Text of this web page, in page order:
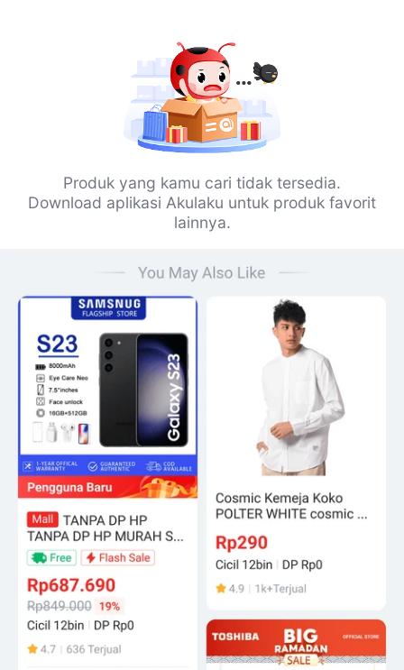
Produk yang kamu cari tidak tersedia.
Download aplikasi Akulaku untuk produk favorit
lainnya.